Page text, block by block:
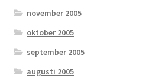
november 2005
oktober 2005
september 2005
augusti 2005